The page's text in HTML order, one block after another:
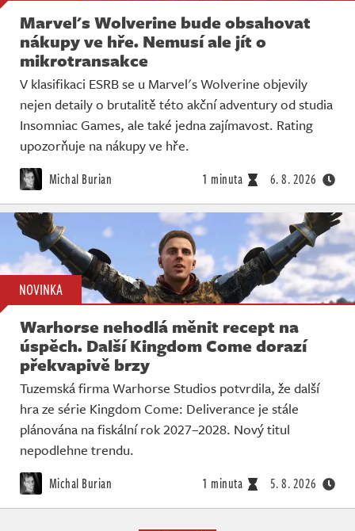
Marvel's Wolverine bude obsahovat
nákupy ve hře. Nemusí ale jít o
mikrotransakce
V klasifikaci ESRB se u Marvel's Wolverine objevily
nejen detaily o brutalitě této akční adventury od studia
Insomniac Games, ale také jedna zajímavost. Rating
upozorňuje na nákupy ve hře.
Michal Burian 1 minuta 6. 8. 2026
NOVINKA
Warhorse nehodlá měnit recept na
úspěch. Další Kingdom Come dorazí
překvapivě brzy
Tuzemská firma Warhorse Studios potvrdila, že další
hra ze série Kingdom Come: Deliverance je stále
plánována na fiskální rok 2027–2028. Nový titul
nepodlehne trendu.
Michal Burian 1 minuta 5. 8. 2026